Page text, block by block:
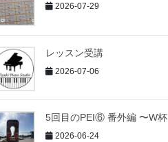
2026-07-29
レッスン受講
2026-07-06
5回目のPEI⑥ 番外編 〜W
2026-06-24